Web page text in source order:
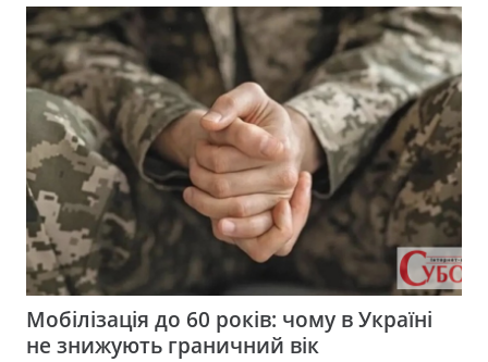
Мобілізація до 60 років: чому в Україні
не знижують граничний вік